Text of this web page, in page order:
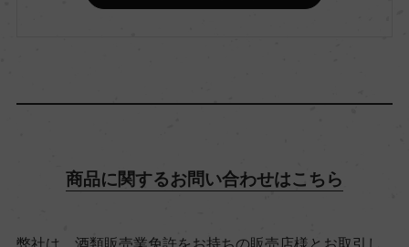
飲み頃温度
商品に関するお問い合わせはこちら
弊社は、酒類販売業免許をお持ちの販売店様とお取引し